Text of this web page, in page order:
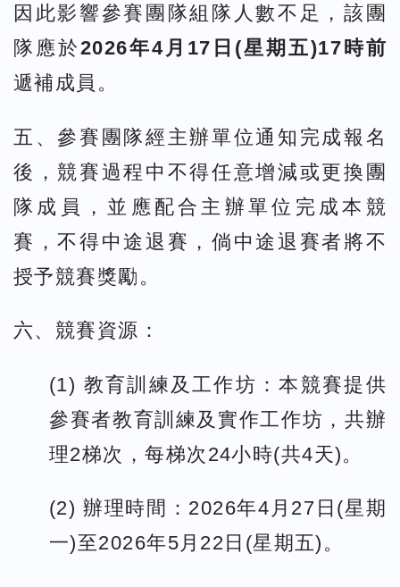
因此影響參賽團隊組隊人數不足，該團
隊應於2026年4月17日(星期五)17時前
遞補成員。
五、參賽團隊經主辦單位通知完成報名
後，競賽過程中不得任意增減或更換團
隊成員，並應配合主辦單位完成本競
賽，不得中途退賽，倘中途退賽者將不
授予競賽獎勵。
六、競賽資源：
(1) 教育訓練及工作坊：本競賽提供
參賽者教育訓練及實作工作坊，共辦
理2梯次，每梯次24小時(共4天)。
(2) 辦理時間：2026年4月27日(星期
一)至2026年5月22日(星期五)。